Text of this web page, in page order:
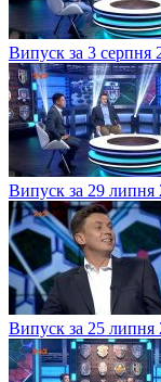
Випуск за 3 серпня
Випуск за 29 липня
Випуск за 25 липня